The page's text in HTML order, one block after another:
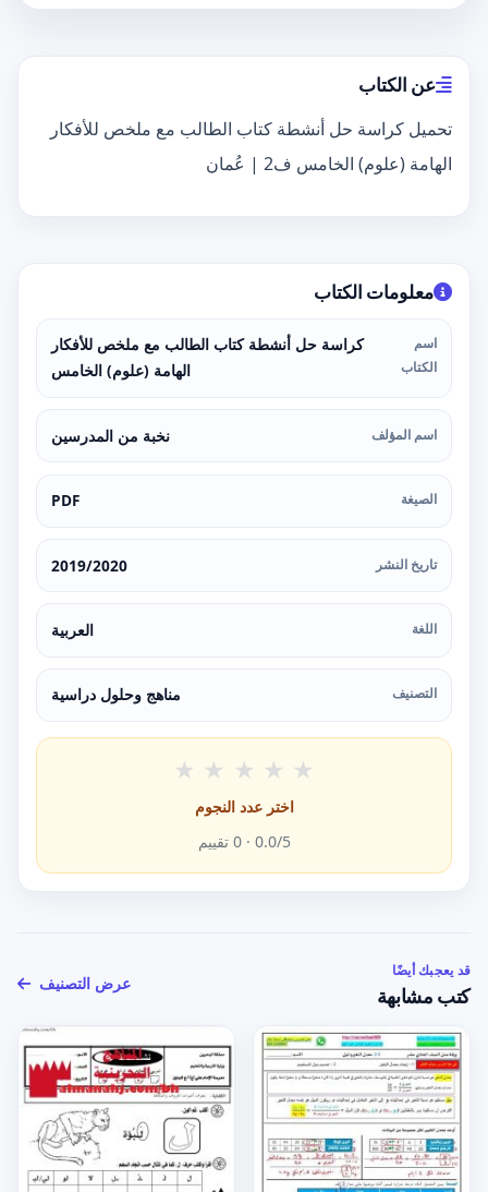
عن الكتاب
تحميل كراسة حل أنشطة كتاب الطالب مع ملخص للأفكار
الهامة (علوم) الخامس ف2 | عُمان
معلومات الكتاب
اسم
الكتاب
كراسة حل أنشطة كتاب الطالب مع ملخص للأفكار
الهامة (علوم) الخامس
اسم المؤلف نخبة من المدرسين
الصيغة PDF
تاريخ النشر 2019/2020
اللغة العربية
التصنيف مناهج وحلول دراسية
★ ★ ★ ★ ★
اختر عدد النجوم
0.0/5 ·
0 تقييم
قد يعجبك أيضًا
كتب مشابهة
عرض التصنيف